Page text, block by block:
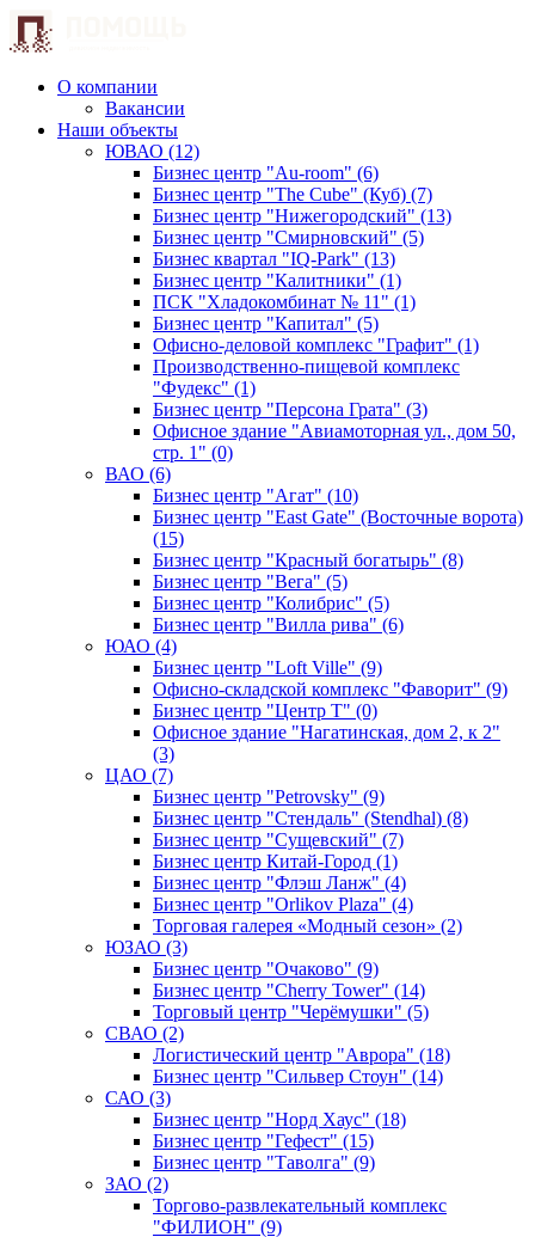
О компании
Вакансии
Наши объекты
ЮВАО (12)
Бизнес центр "Au-room" (6)
Бизнес центр "The Cube" (Куб) (7)
Бизнес центр "Нижегородский" (13)
Бизнес центр "Смирновский" (5)
Бизнес квартал "IQ-Park" (13)
Бизнес центр "Калитники" (1)
ПСК "Хладокомбинат № 11" (1)
Бизнес центр "Капитал" (5)
Офисно-деловой комплекс "Графит" (1)
Производственно-пищевой комплекс
"Фудекс" (1)
Бизнес центр "Персона Грата" (3)
Офисное здание "Авиамоторная ул., дом 50,
стр. 1" (0)
ВАО (6)
Бизнес центр "Агат" (10)
Бизнес центр "East Gate" (Восточные ворота)
(15)
Бизнес центр "Красный богатырь" (8)
Бизнес центр "Вега" (5)
Бизнес центр "Колибрис" (5)
Бизнес центр "Вилла рива" (6)
ЮАО (4)
Бизнес центр "Loft Ville" (9)
Офисно-складской комплекс "Фаворит" (9)
Бизнес центр "Центр Т" (0)
Офисное здание "Нагатинская, дом 2, к 2"
(3)
ЦАО (7)
Бизнес центр "Petrovsky" (9)
Бизнес центр "Стендаль" (Stendhal) (8)
Бизнес центр "Сущевский" (7)
Бизнес центр Китай-Город (1)
Бизнес центр "Флэш Ланж" (4)
Бизнес центр "Orlikov Plaza" (4)
Торговая галерея «Модный сезон» (2)
ЮЗАО (3)
Бизнес центр "Очаково" (9)
Бизнес центр "Cherry Tower" (14)
Торговый центр "Черёмушки" (5)
СВАО (2)
Логистический центр "Аврора" (18)
Бизнес центр "Сильвер Стоун" (14)
САО (3)
Бизнес центр "Норд Хаус" (18)
Бизнес центр "Гефест" (15)
Бизнес центр "Таволга" (9)
ЗАО (2)
Торгово-развлекательный комплекс
"ФИЛИОН" (9)